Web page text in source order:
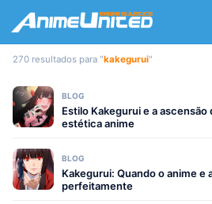
270 resultados para "kakegurui"
BLOG
Estilo Kakegurui e a
estética anime
BLOG
Kakegurui: Quando o anime e
perfeitamente